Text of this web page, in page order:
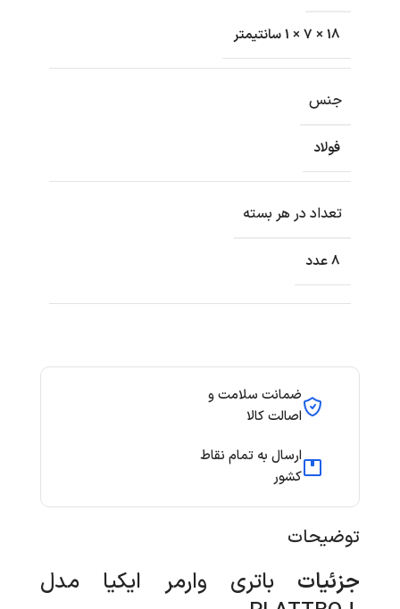
ضمانت سلامت و
اصالت کالا
ارسال به تمام نقاط
کشور
توضیحات
جزئیات باتری وارمر ایکیا مدل
18 × 7 × 1 سانتیمتر
جنس
فولاد
تعداد در هر بسته
8 عدد